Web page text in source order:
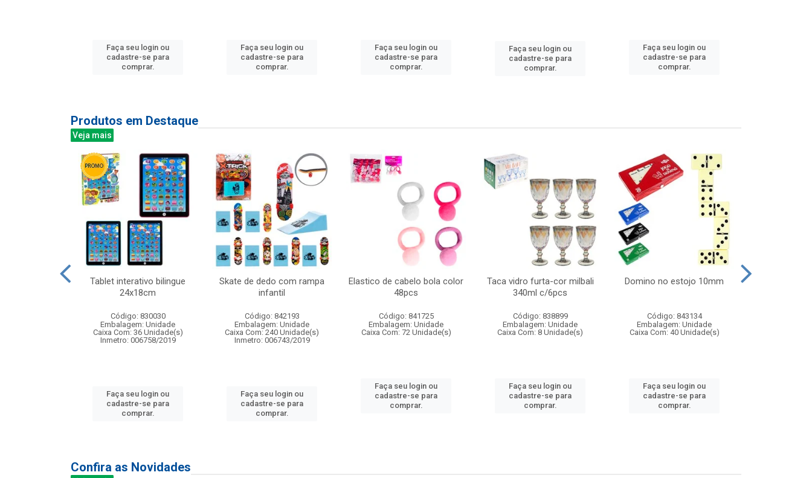
Faça seu login ou
cadastre-se para
comprar.
Faça seu login ou
cadastre-se para
comprar.
Faça seu login ou
cadastre-se para
comprar.
Faça seu login ou
cadastre-se para
comprar.
Faça seu login ou
cadastre-se para
comprar.
Produtos em Destaque
Veja mais
Tablet interativo bilingue
24x18cm
Código: 830030
Embalagem: Unidade
Caixa Com: 36 Unidade(s)
Inmetro: 006758/2019
Faça seu login ou
cadastre-se para
comprar.
Skate de dedo com rampa
infantil
Código: 842193
Embalagem: Unidade
Caixa Com: 240 Unidade(s)
Inmetro: 006743/2019
Faça seu login ou
cadastre-se para
comprar.
Elastico de cabelo bola color
48pcs
Código: 841725
Embalagem: Unidade
Caixa Com: 72 Unidade(s)
Faça seu login ou
cadastre-se para
comprar.
Taca vidro furta-cor milbali
340ml c/6pcs
Código: 838899
Embalagem: Unidade
Caixa Com: 8 Unidade(s)
Faça seu login ou
cadastre-se para
comprar.
Domino no estojo 10mm
Código: 843134
Embalagem: Unidade
Caixa Com: 40 Unidade(s)
Faça seu login ou
cadastre-se para
comprar.
Confira as Novidades